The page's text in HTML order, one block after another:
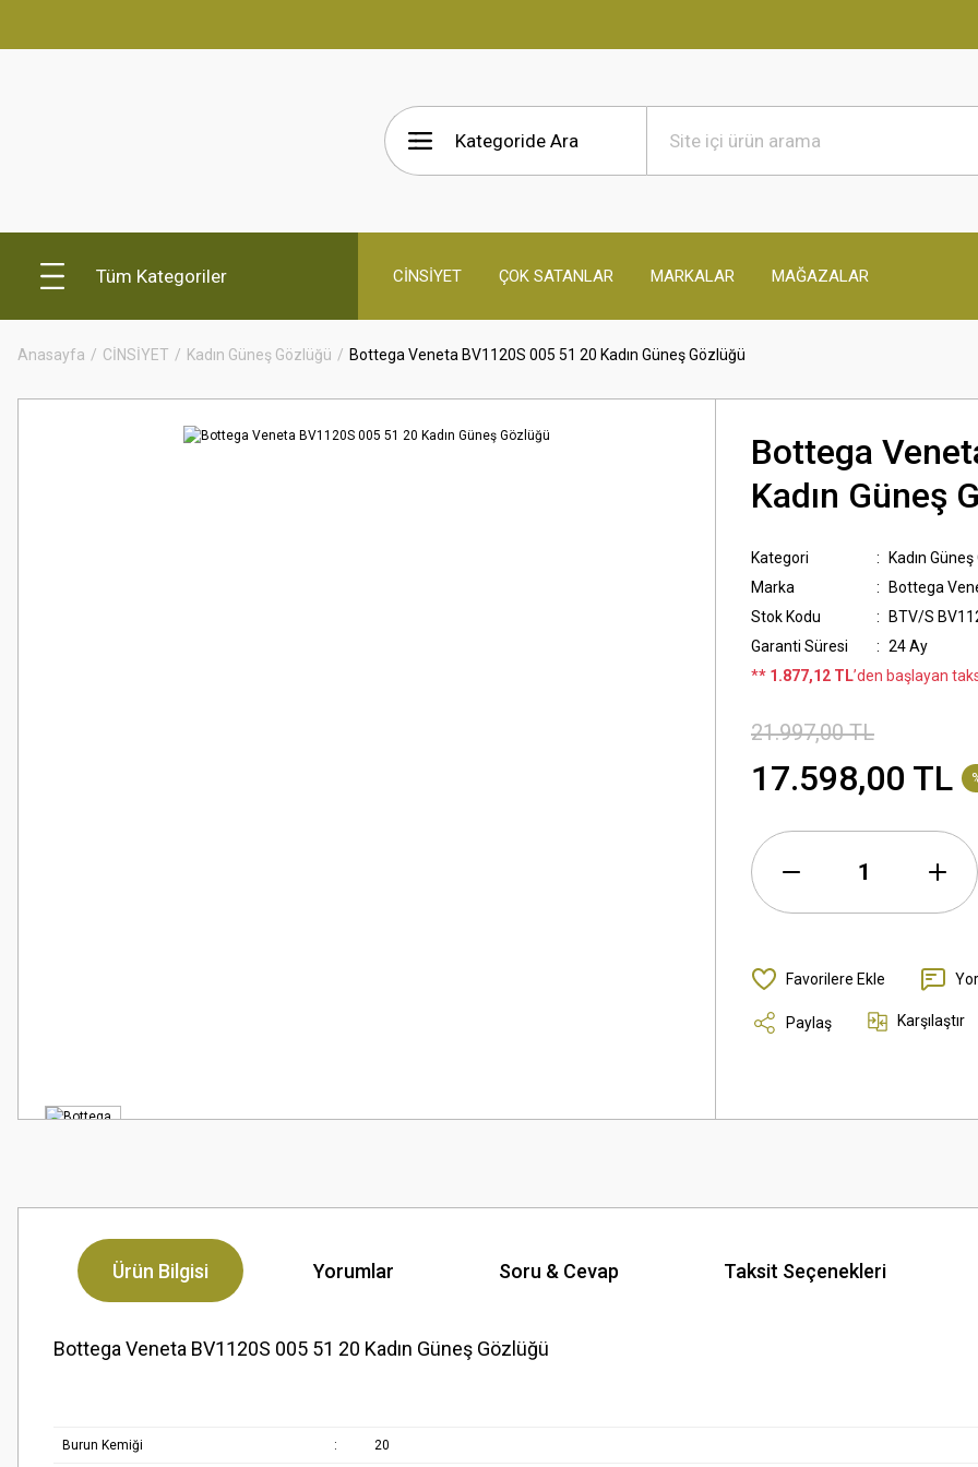
Tüm Kategoriler CİNSİYET ÇOK SATANLAR MARKALAR MAĞAZALAR
Anasayfa CİNSİYET Kadın Güneş Gözlüğü Bottega Veneta BV1120S 005 51 20 Kadın Güneş Gözlüğü
Bottega
Kadın Güneş
Kategori
Kadın
Marka
Bottega
Stok Kodu
BTV/S
Garanti Süresi
24 Ay
** 1.877,12 TL’den başlayan
21.997,00 TL
17.598,00 TL
Paylaş Karşılaştır
Ürün Bilgisi Yorumlar Soru & Cevap Taksit Seçenekleri
Bottega Veneta BV1120S 005 51 20 Kadın Güneş Gözlüğü
Burun Kemiği : 20